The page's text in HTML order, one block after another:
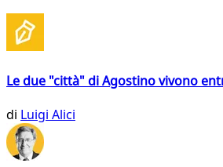
Le due "città" di Agostino vivono
di Luigi Alici